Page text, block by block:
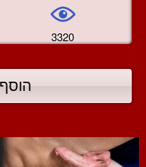
3320